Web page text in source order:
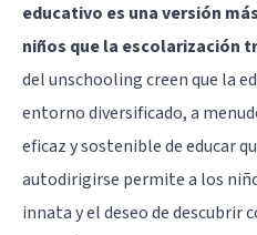
educativo es una versión
niños que la escolarización
del unschooling creen que la
entorno diversificado, a
eficaz y sostenible de educar
autodirigirse permite a los
innata y el deseo de descubrir